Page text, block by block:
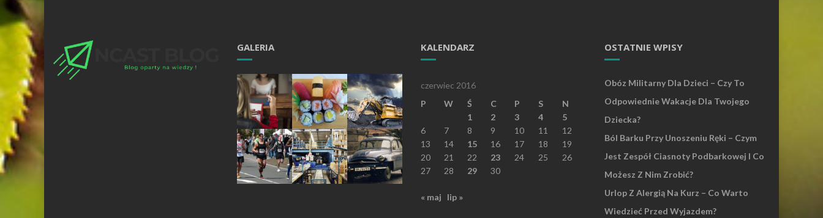
GALERIA KALENDARZ
czerwiec 2016
P
W Ś C P S
N
1
2 3 4
5
6
7 8 9 10 11
12
13
14 15 16 17 18
19
20
21 22 23 24 25
26
27
28 29 30
« maj lip »
OSTATNIE WPISY
Obóz Militarny Dla Dzieci – Czy To
Odpowiednie Wakacje Dla Twojego
Dziecka?
Ból Barku Przy Unoszeniu Ręki – Czym
Jest Zespół Ciasnoty Podbarkowej I Co
Możesz Z Nim Zrobić?
Urlop Z Alergią Na Kurz – Co Warto
Wiedzieć Przed Wyjazdem?